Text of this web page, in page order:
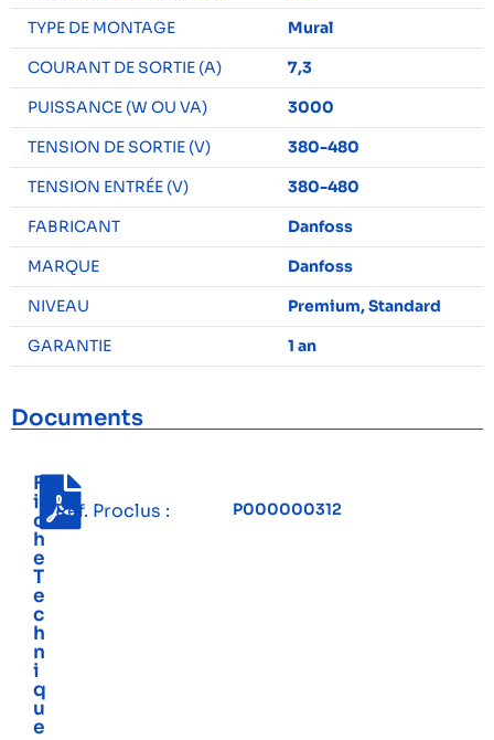
TYPE DE MONTAGE
Mural
COURANT DE SORTIE (A)
7,3
PUISSANCE (W OU VA)
3000
TENSION DE SORTIE (V)
380-480
TENSION ENTRÉE (V)
380-480
FABRICANT
Danfoss
MARQUE
Danfoss
NIVEAU
Premium, Standard
GARANTIE
1 an
Documents
F
i
c
h
e
T
e
c
h
n
i
q
u
e
Réf. Proclus : P000000312